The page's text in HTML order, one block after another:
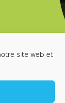
site web et